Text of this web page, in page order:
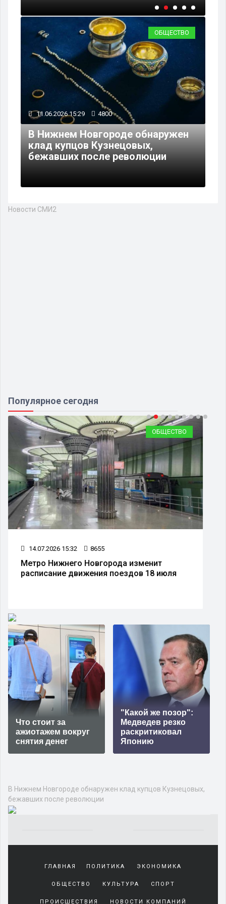
ОБЩЕСТВО
11.06.2026 15:29 4800
В Нижнем Новгороде обнаружен
клад купцов Кузнецовых,
бежавших после революции
Новости СМИ2
Популярное сегодня
ОБЩЕСТВО
14.07.2026 15:32 8655
Метро Нижнего Новгорода изменит
расписание движения поездов 18 июля
Что стоит за
ажиотажем вокруг
снятия денег
"Какой же позор":
Медведев резко
раскритиковал
Японию
В Нижнем Новгороде обнаружен клад купцов Кузнецовых,
бежавших после революции
sürekli
beraber
geçirerek
ГЛАВНАЯ ПОЛИТИКА ЭКОНОМИКА
ОБЩЕСТВО КУЛЬТУРА СПОРТ
ПРОИСШЕСТВИЯ НОВОСТИ КОМПАНИЙ